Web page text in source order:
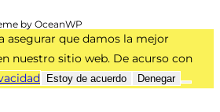
by OceanWP
asegurar que damos la mejor
nuestro sitio web. De acurso con
Estoy de acuerdo Denegar